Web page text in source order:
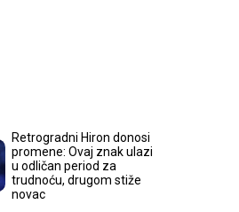
Retrogradni Hiron donosi
promene: Ovaj znak ulazi
u odličan period za
trudnoću, drugom stiže
novac